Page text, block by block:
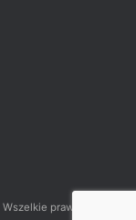
Wszelkie prawa